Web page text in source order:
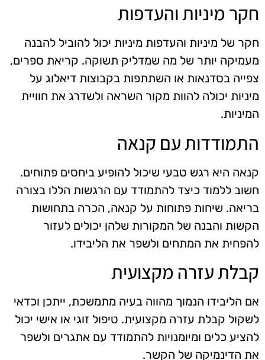
חקר מיניות והעדפות
חקר של מיניות והעדפות מיניות יכול להוביל להבנה
מעמיקה יותר של מה שמדליק תשוקה. קריאת ספרים,
צפייה בסדנאות או השתתפות בקבוצות דיאלוג על
מיניות יכולה להוות מקור השראה ולשדרג את חוויית
המיניות.
התמודדות עם קנאה
קנאה היא רגש טבעי שיכול להופיע ביחסים פתוחים.
חשוב ללמוד כיצד להתמודד עם הרגשות הללו בצורה
בריאה. שיחות פתוחות על קנאה, הכרה בתחושות
הקשות והבנה של המקורות שלהן יכולים לעזור
להפחית את המתחים ולשפר את הליבידו.
קבלת עזרה מקצועית
אם הליבידו הנמוך מהווה בעיה מתמשכת, ייתכן וכדאי
לשקול קבלת עזרה מקצועית. טיפול זוגי או אישי יכול
להציע כלים ומיומנויות להתמודד עם אתגרים ולשפר
את הדינמיקה של הקשר.